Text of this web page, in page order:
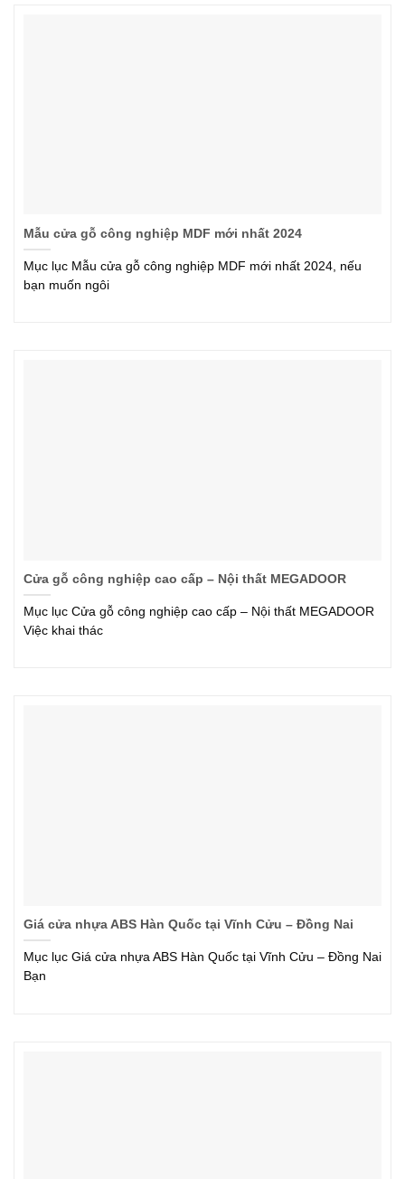
Mẫu cửa gỗ công nghiệp MDF mới nhất 2024
Mục lục Mẫu cửa gỗ công nghiệp MDF mới nhất 2024, nếu
bạn muốn ngôi
Cửa gỗ công nghiệp cao cấp – Nội thất MEGADOOR
Mục lục Cửa gỗ công nghiệp cao cấp – Nội thất MEGADOOR
Việc khai thác
Giá cửa nhựa ABS Hàn Quốc tại Vĩnh Cửu – Đồng Nai
Mục lục Giá cửa nhựa ABS Hàn Quốc tại Vĩnh Cửu – Đồng Nai
Bạn